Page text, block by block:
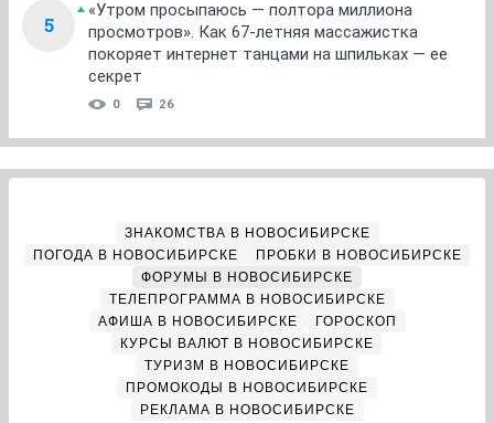
5
«Утром просыпаюсь — полтора миллиона
просмотров». Как 67-летняя массажистка
покоряет интернет танцами на шпильках — ее
секрет
0 26
ЗНАКОМСТВА В НОВОСИБИРСКЕ
ПОГОДА В НОВОСИБИРСКЕ
ПРОБКИ В НОВОСИБИРСКЕ
ФОРУМЫ В НОВОСИБИРСКЕ
ТЕЛЕПРОГРАММА В НОВОСИБИРСКЕ
АФИША В НОВОСИБИРСКЕ
ГОРОСКОП
КУРСЫ ВАЛЮТ В НОВОСИБИРСКЕ
ТУРИЗМ В НОВОСИБИРСКЕ
ПРОМОКОДЫ В НОВОСИБИРСКЕ
РЕКЛАМА В НОВОСИБИРСКЕ